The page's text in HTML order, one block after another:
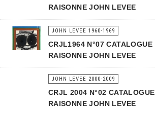
RAISONNE JOHN LEVEE
JOHN LEVEE 1960-1969
CRJL1964 N°07 CATALOGUE
RAISONNE JOHN LEVEE
JOHN LEVEE 2000-2009
CRJL 2004 N°02 CATALOGUE
RAISONNE JOHN LEVEE